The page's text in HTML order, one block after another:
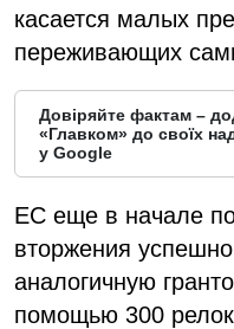
касается малых
переживающих
Довіряйте фактам –
«Главком» до своїх
у Google
ЕС еще в начале
вторжения
аналогичную
помощью 300